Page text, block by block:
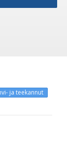
ja teekannut